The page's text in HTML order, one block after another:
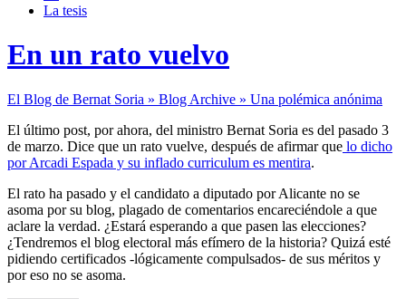
La tesis
En un rato vuelvo
El Blog de Bernat Soria » Blog Archive » Una polémica anónima
El último post, por ahora, del ministro Bernat Soria es del pasado 3
de marzo. Dice que un rato vuelve, después de afirmar que lo dicho
por Arcadi Espada y su inflado curriculum es mentira.
El rato ha pasado y el candidato a diputado por Alicante no se
asoma por su blog, plagado de comentarios encareciéndole a que
aclare la verdad. ¿Estará esperando a que pasen las elecciones?
¿Tendremos el blog electoral más efímero de la historia? Quizá esté
pidiendo certificados -lógicamente compulsados- de sus méritos y
por eso no se asoma.